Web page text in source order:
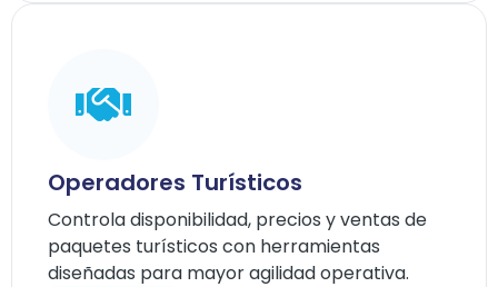
Operadores Turísticos
Controla disponibilidad, precios y ventas de
paquetes turísticos con herramientas
diseñadas para mayor agilidad operativa.